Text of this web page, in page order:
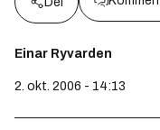
Einar Ryvarden
2. okt. 2006 - 14:13